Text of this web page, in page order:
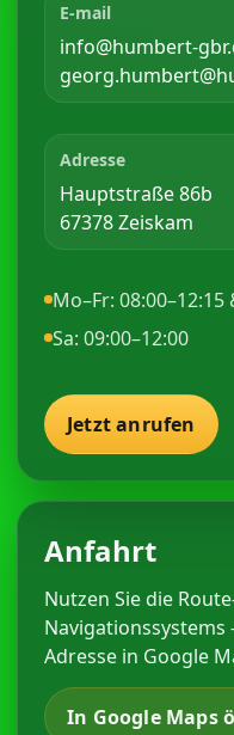
E-mail
info@humbert-
Adresse
Hauptstraße 86b
67378 Zeiskam
Mo–Fr: 08:00–12:15
Sa: 09:00–12:00
Jetzt anrufen
Anfahrt
Nutzen Sie die
Navigationssystems
Adresse in Google
In Google Maps